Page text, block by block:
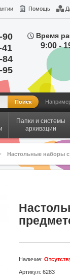
Помощь
90
41
84
95
Время
9:00 -
Папки и системы
архивации
Настольные наборы
Наличие:
Артикул: 6283